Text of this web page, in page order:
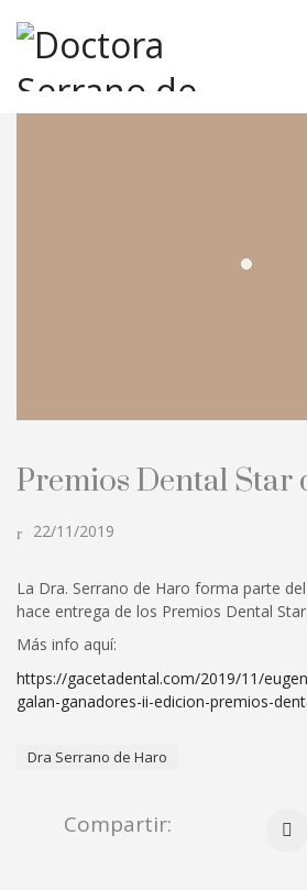
Premios Dental Star
22/11/2019
La Dra. Serrano de Haro forma parte
hace entrega de los Premios Dental
Más info aquí:
https://gacetadental.com/2019/11/
galan-ganadores-ii-edicion-premios-
Dra Serrano de Haro
Compartir: